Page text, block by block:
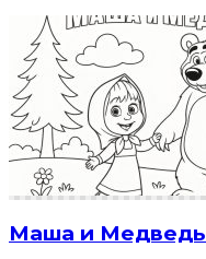
Маша и Медведь